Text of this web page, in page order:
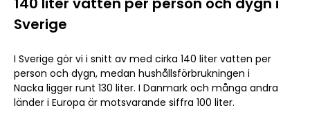
Sverige
I Sverige gör vi i snitt av med cirka 140 liter vatten per
person och dygn, medan hushållsförbrukningen i
Nacka ligger runt 130 liter. I Danmark och många andra
länder i Europa är motsvarande siffra 100 liter.